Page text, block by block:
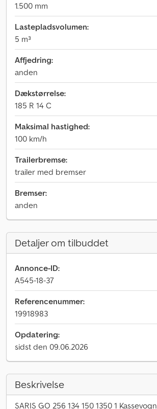
1.500 mm
Lastepladsvolumen:
5 m³
Affjedring:
anden
Dækstørrelse:
185 R 14 C
Maksimal hastighed:
100 km/h
Trailerbremse:
trailer med bremser
Bremser:
anden
Detaljer om tilbuddet
Annonce-ID:
A545-18-37
Referencenummer:
19918983
Opdatering:
sidst den 09.06.2026
Beskrivelse
SARIS GO 256 134 150 1350 1 Kassevogn